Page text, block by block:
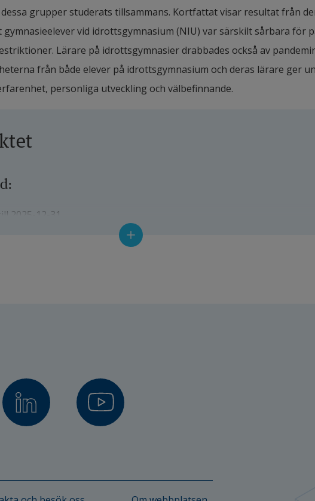
grupper studerats tillsammans. Kortfattat visar resultat från
vid idrottsgymnasium (NIU) var särskilt sårbara för
Lärare på idrottsgymnasier drabbades också av
från både elever på idrottsgymnasium och deras lärare ger
personliga utveckling och välbefinnande.
2025-12-31
Halmstad
docent, Högskolan i Halmstad